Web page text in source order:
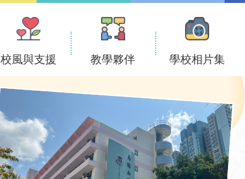
校風與支援 教學夥伴 學校相片集